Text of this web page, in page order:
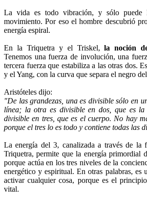
La vida es todo vibración, y sólo puede
movimiento. Por eso el hombre descubrió
energía espiral.
En la Triquetra y el Triskel,la noción
Tenemos una fuerza de involución, una
tercera fuerza que estabiliza a las otras dos.
y el Yang, con la curva que separa el negro
Aristóteles dijo:
"De las grandezas, una es divisible sólo en
línea; la otra es divisible en dos, que es
divisible en tres, que es el cuerpo. No hay
porque el tres lo es todo y contiene todas las
La energía del 3, canalizada a través de la
Triquetra, permite que la energía primordial
porque actúa en los tres niveles de la
energético y espiritual. En otras palabras, es
activar cualquier cosa, porque es el
vital.